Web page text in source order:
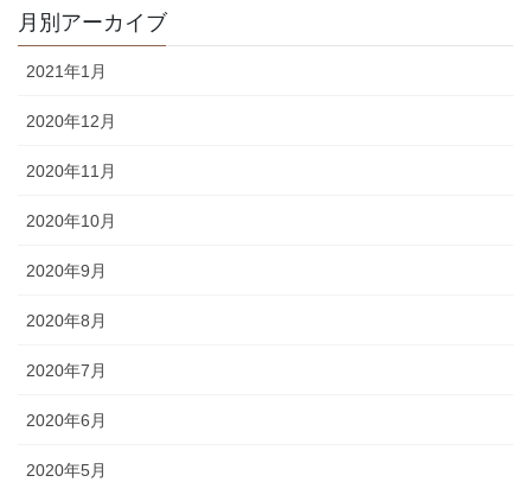
月別アーカイブ
2021年1月
2020年12月
2020年11月
2020年10月
2020年9月
2020年8月
2020年7月
2020年6月
2020年5月